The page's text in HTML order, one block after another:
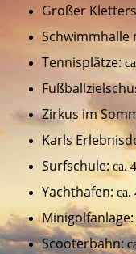
Großer
Schwimmhalle
Tennisplätze:
Zirkus im
Karls
Surfschule:ca.
Yachthafen:ca.
Minigolfanlage:
Scooterbahn: